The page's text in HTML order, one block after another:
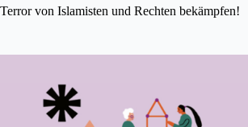
Terror von Islamisten und Rechten bekämpfen!